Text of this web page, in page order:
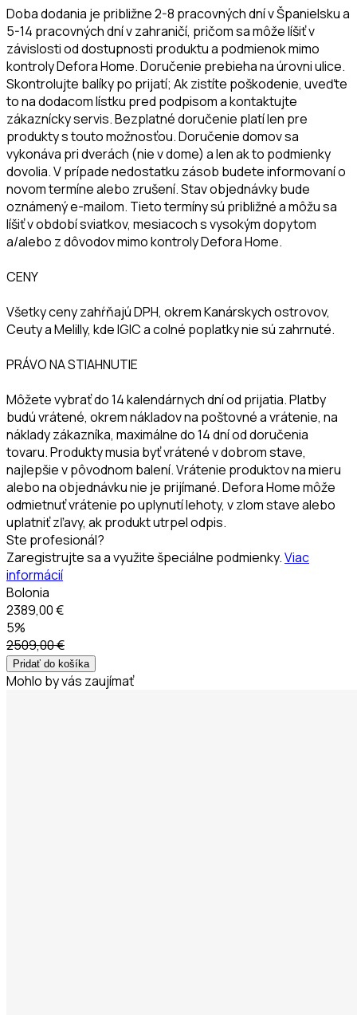
Doba dodania je približne 2-8 pracovných dní v Španielsku a
5-14 pracovných dní v zahraničí, pričom sa môže líšiť v
závislosti od dostupnosti produktu a podmienok mimo
kontroly Defora Home. Doručenie prebieha na úrovni ulice.
Skontrolujte balíky po prijatí; Ak zistíte poškodenie, uveďte
to na dodacom lístku pred podpisom a kontaktujte
zákaznícky servis. Bezplatné doručenie platí len pre
produkty s touto možnosťou. Doručenie domov sa
vykonáva pri dverách (nie v dome) a len ak to podmienky
dovolia. V prípade nedostatku zásob budete informovaní o
novom termíne alebo zrušení. Stav objednávky bude
oznámený e-mailom. Tieto termíny sú približné a môžu sa
líšiť v období sviatkov, mesiacoch s vysokým dopytom
a/alebo z dôvodov mimo kontroly Defora Home.
CENY
Všetky ceny zahŕňajú DPH, okrem Kanárskych ostrovov,
Ceuty a Melilly, kde IGIC a colné poplatky nie sú zahrnuté.
PRÁVO NA STIAHNUTIE
Môžete vybrať do 14 kalendárnych dní od prijatia. Platby
budú vrátené, okrem nákladov na poštovné a vrátenie, na
náklady zákazníka, maximálne do 14 dní od doručenia
tovaru. Produkty musia byť vrátené v dobrom stave,
najlepšie v pôvodnom balení. Vrátenie produktov na mieru
alebo na objednávku nie je prijímané. Defora Home môže
odmietnuť vrátenie po uplynutí lehoty, v zlom stave alebo
uplatniť zľavy, ak produkt utrpel odpis.
Ste profesionál?
Zaregistrujte sa a využite špeciálne podmienky.Viac
informácií
Bolonia
2389,00 €
5%
2509,00 €
Pridať do košíka
Mohlo by vás zaujímať